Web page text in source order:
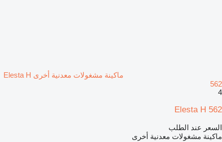
ماكينة مشغولات معدنية أخرى Elesta H
562
4
Elesta H 562
السعر عند الطلب
ماكينة مشغولات معدنية أخرى